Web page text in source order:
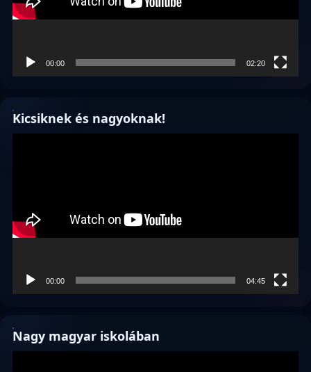
00:00 02:20
Kicsiknek és nagyoknak!
00:00 04:45
Nagy magyar iskolában